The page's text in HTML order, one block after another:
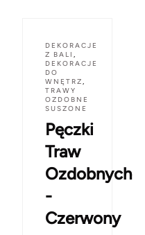
DEKORACJE
Z BALI ,
DEKORACJE
DO
WNĘTRZ,
TRAWY
OZDOBNE
SUSZONE
Pęczki
Traw
Ozdobnych
-
Czerwony